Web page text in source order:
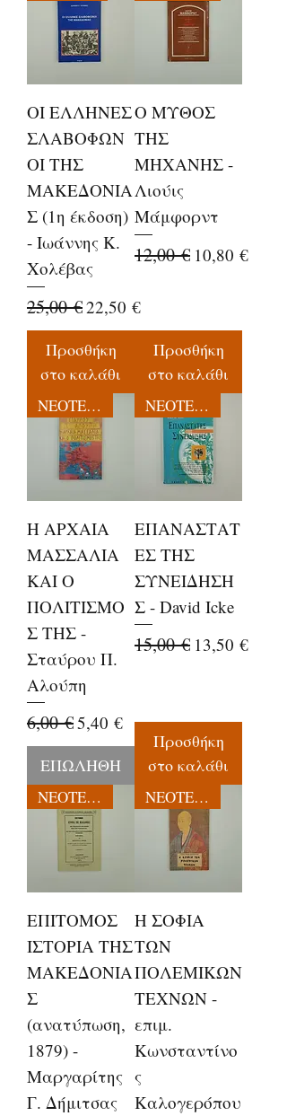
ΟΙ ΕΛΛΗΝΕΣ
ΣΛΑΒΟΦΩΝ
ΟΙ ΤΗΣ
ΜΑΚΕΔΟΝΙΑ
Σ (1η έκδοση)
- Ιωάννης Κ.
Χολέβας
Κανονική τιμή
25,00 €Τιμή Έκπτωσης
22,50 €
Προσθήκη
στο καλάθι
Ο ΜΥΘΟΣ
ΤΗΣ
ΜΗΧΑΝΗΣ -
Λιούις
Μάμφορντ
Κανονική τιμή
12,00 € Τιμή
10,80 €
Προσθήκη
στο καλάθι
ΝΕΟΤΕΡΕΣ ΕΚΔΟΣΕΙΣ
Η ΑΡΧΑΙΑ
ΜΑΣΣΑΛΙΑ
ΚΑΙ Ο
ΠΟΛΙΤΙΣΜΟ
Σ ΤΗΣ -
Σταύρου Π.
Αλούπη
Κανονική τιμή
6,00 €Τιμή Έκπτωσης
5,40 €
ΕΠΩΛΗΘΗ
ΝΕΟΤΕΡΕΣ ΕΚΔΟΣΕΙΣ
ΕΠΑΝΑΣΤΑΤ
ΕΣ ΤΗΣ
ΣΥΝΕΙΔΗΣΗ
Σ - David Icke
Κανονική τιμή
15,00 € Τιμή
13,50 €
Προσθήκη
στο καλάθι
ΝΕΟΤΕΡΕΣ ΕΚΔΟΣΕΙΣ
ΕΠΙΤΟΜΟΣ
ΙΣΤΟΡΙΑ ΤΗΣ
ΜΑΚΕΔΟΝΙΑ
Σ
(ανατύπωση,
1879) -
Μαργαρίτης
Γ. Δήμιτσας
ΝΕΟΤΕΡΕΣ ΕΚΔΟΣΕΙΣ
Η ΣΟΦΙΑ
ΤΩΝ
ΠΟΛΕΜΙΚΩΝ
ΤΕΧΝΩΝ -
επιμ.
Κωνσταντίνο
ς
Καλογερόπου